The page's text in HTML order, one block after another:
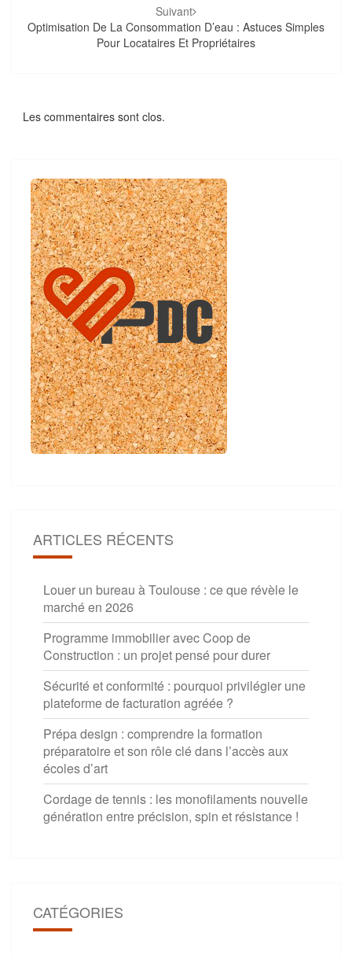
Suivant
Optimisation De La Consommation D’eau : Astuces Simples
Pour Locataires Et Propriétaires
Les commentaires sont clos.
ARTICLES RÉCENTS
Louer un bureau à Toulouse : ce que révèle le
marché en 2026
Programme immobilier avec Coop de
Construction : un projet pensé pour durer
Sécurité et conformité : pourquoi privilégier une
plateforme de facturation agréée ?
Prépa design : comprendre la formation
préparatoire et son rôle clé dans l’accès aux
écoles d’art
Cordage de tennis : les monofilaments nouvelle
génération entre précision, spin et résistance !
CATÉGORIES